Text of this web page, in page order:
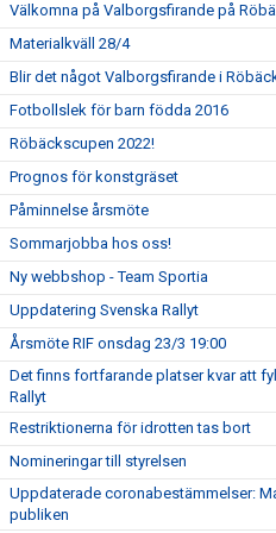
Välkomna på Valborgsfirande på
Materialkväll 28/4
Blir det något Valborgsfirande i
Fotbollslek för barn födda 2016
Röbäckscupen 2022!
Prognos för konstgräset
Påminnelse årsmöte
Sommarjobba hos oss!
Ny webbshop - Team Sportia
Uppdatering Svenska Rallyt
Årsmöte RIF onsdag 23/3 19:00
Det finns fortfarande platser kvar att
Rallyt
Restriktionerna för idrotten tas bort
Nomineringar till styrelsen
Uppdaterade coronabestämmelser:
publiken